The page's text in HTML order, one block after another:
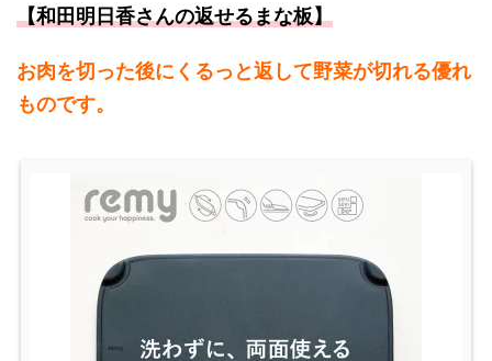
【和田明日香さんの返せるまな板】
お肉を切った後にくるっと返して野菜が切れる優れ
ものです。